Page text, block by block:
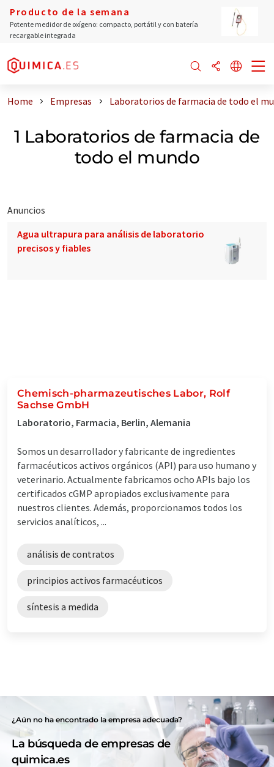
Producto de la semana
Potente medidor de oxígeno: compacto, portátil y con batería
recargable integrada
Home Empresas Laboratorios de farmacia de todo el
1 Laboratorios de farmacia de
todo el mundo
Anuncios
Agua ultrapura para análisis de laboratorio
precisos y fiables
Chemisch-pharmazeutisches Labor, Rolf
Sachse GmbH
Laboratorio, Farmacia, Berlin, Alemania
Somos un desarrollador y fabricante de ingredientes
farmacéuticos activos orgánicos (API) para uso humano y
veterinario. Actualmente fabricamos ocho APIs bajo los
certificados cGMP apropiados exclusivamente para
nuestros clientes. Además, proporcionamos todos los
servicios analíticos, ...
análisis de contratos
principios activos farmacéuticos
síntesis a medida
¿Aún no ha encontrado la empresa adecuada?
La búsqueda de empresas de
quimica.es